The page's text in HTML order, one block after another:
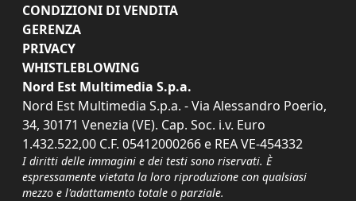
CONDIZIONI DI VENDITA
GERENZA
PRIVACY
WHISTLEBLOWING
Nord Est Multimedia S.p.a.
Nord Est Multimedia S.p.a. - Via Alessandro Poerio,
34, 30171 Venezia (VE). Cap. Soc. i.v. Euro
1.432.522,00 C.F. 05412000266 e REA VE-454332
I diritti delle immagini e dei testi sono riservati. È
espressamente vietata la loro riproduzione con qualsiasi
mezzo e l'adattamento totale o parziale.